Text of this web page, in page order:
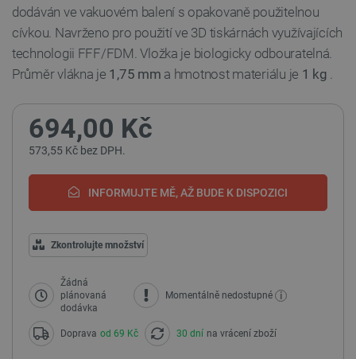
dodáván ve vakuovém balení s opakovaně použitelnou
cívkou. Navrženo pro použití ve 3D tiskárnách využívajících
technologii FFF/FDM. Vložka je biologicky odbouratelná.
Průměr vlákna je 1,75 mm a hmotnost materiálu je 1 kg .
694,00 Kč
573,55 Kč bez DPH.
INFORMUJTE MĚ, AŽ BUDE K DISPOZICI
Zkontrolujte množství
Žádná
plánovaná
dodávka
Momentálně nedostupné i
Doprava od 69 Kč 30 dní na vrácení zboží